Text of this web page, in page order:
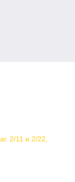
2/11 и 2/22,